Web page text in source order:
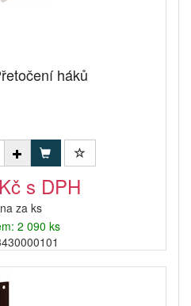
háků
s DPH
za ks
2 090 ks